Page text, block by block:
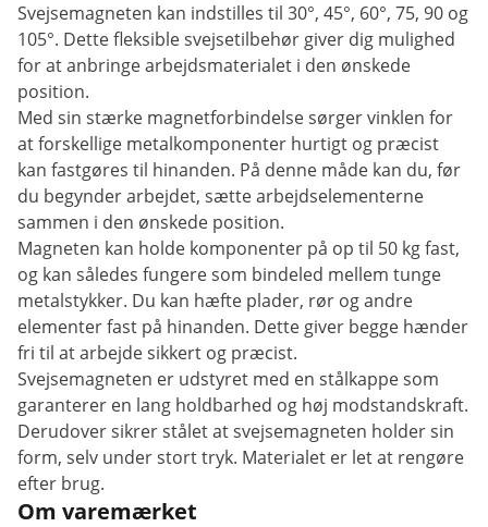
Svejsemagneten kan indstilles til 30°, 45°, 60°, 75, 90 og
105°. Dette fleksible svejsetilbehør giver dig mulighed
for at anbringe arbejdsmaterialet i den ønskede
position.
Med sin stærke magnetforbindelse sørger vinklen for
at forskellige metalkomponenter hurtigt og præcist
kan fastgøres til hinanden. På denne måde kan du, før
du begynder arbejdet, sætte arbejdselementerne
sammen i den ønskede position.
Magneten kan holde komponenter på op til 50 kg fast,
og kan således fungere som bindeled mellem tunge
metalstykker. Du kan hæfte plader, rør og andre
elementer fast på hinanden. Dette giver begge hænder
fri til at arbejde sikkert og præcist.
Svejsemagneten er udstyret med en stålkappe som
garanterer en lang holdbarhed og høj modstandskraft.
Derudover sikrer stålet at svejsemagneten holder sin
form, selv under stort tryk. Materialet er let at rengøre
efter brug.
Om varemærket